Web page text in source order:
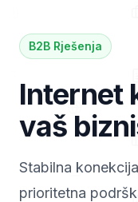
B2B Rješenja
Internet
vaš
Stabilna
prioritetna